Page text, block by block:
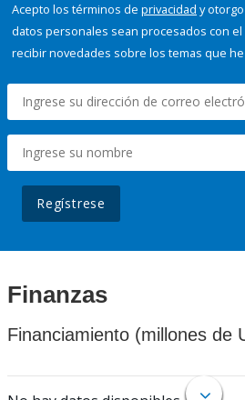
Acepto los términos de privacidad y
datos personales sean procesados con
recibir novedades sobre los temas que
Regístrese
Finanzas
Financiamiento (millones de